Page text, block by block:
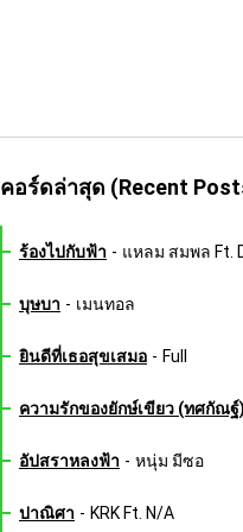
คอร์ดล่าสุด (Recent
ร้องไปกับฟ้า - แหลม สมพล Ft.
บุษบา - เมนทอล
ยินดีที่เธอสุขเสมอ - Full
ความรักของยักษ์เขียว (ทศกัณฐ์)
อัปสราหลงฟ้า - หนุ่ม มีซอ
ปาณิศา - KRK Ft. N/A